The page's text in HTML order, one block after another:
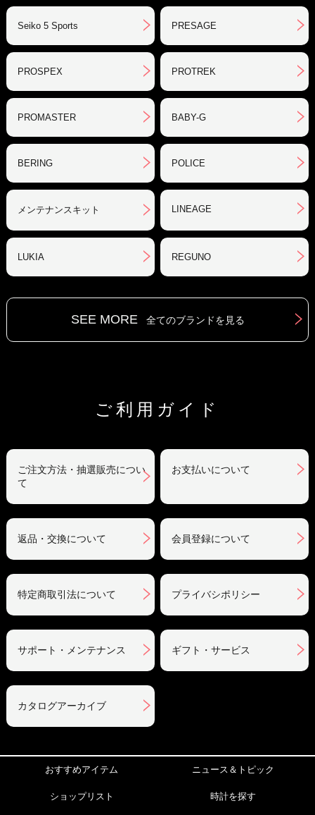
Seiko 5 Sports PRESAGE
PROSPEX PROTREK
PROMASTER BABY-G
BERING POLICE
メンテナンスキット LINEAGE
LUKIA REGUNO
SEE MORE 全てのブランドを見る
ご利用ガイド
ご注文方法・抽選販売につい
て
お支払いについて
返品・交換について 会員登録について
特定商取引法について プライバシポリシー
サポート・メンテナンス ギフト・サービス
カタログアーカイブ
おすすめアイテム ニュース＆トピック
ショップリスト 時計を探す